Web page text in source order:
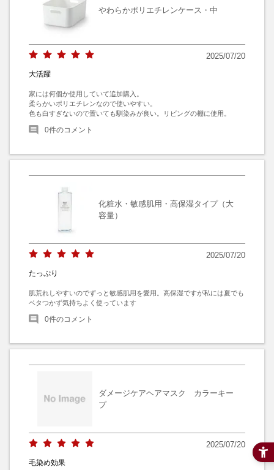
やわらかポリエチレンケース・中
2025/07/20
大活躍
家には何個か使用していて追加購入。
柔らかいポリエチレンなので使いやすい。
色も白すぎないので置いても馴染みが良い。リビングの棚に使用。
0件のコメント
化粧水・敏感肌用・高保湿タイプ（大
容量）
2025/07/20
たっぷり
肌荒れしやすいのでずっと敏感肌用を愛用。高保湿ですが私には夏でも
ベタつかず気持ちよく使っています
0件のコメント
ダメージケアヘアマスク カラーキー
プ
2025/07/20
毛染め効果